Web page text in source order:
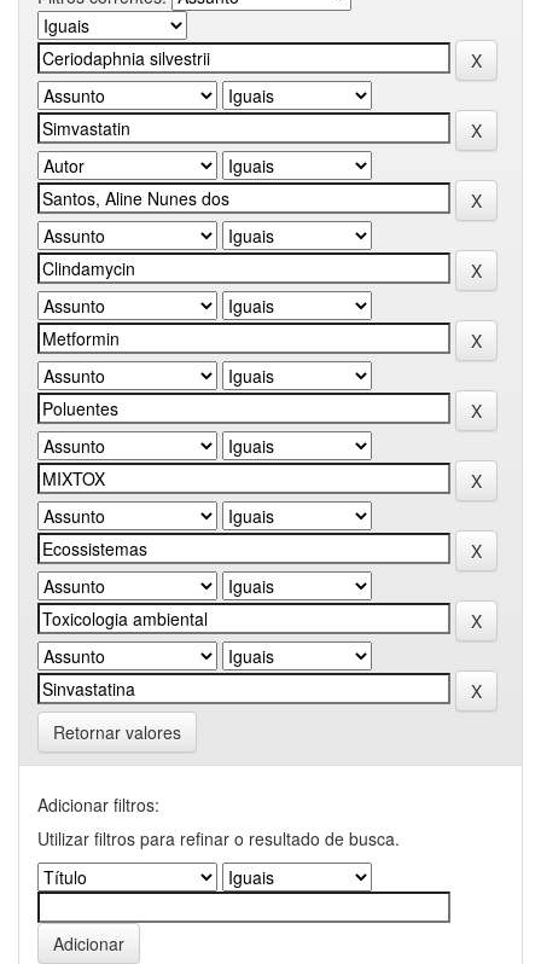
Retornar valores
Adicionar filtros:
Utilizar filtros para refinar o resultado de busca.